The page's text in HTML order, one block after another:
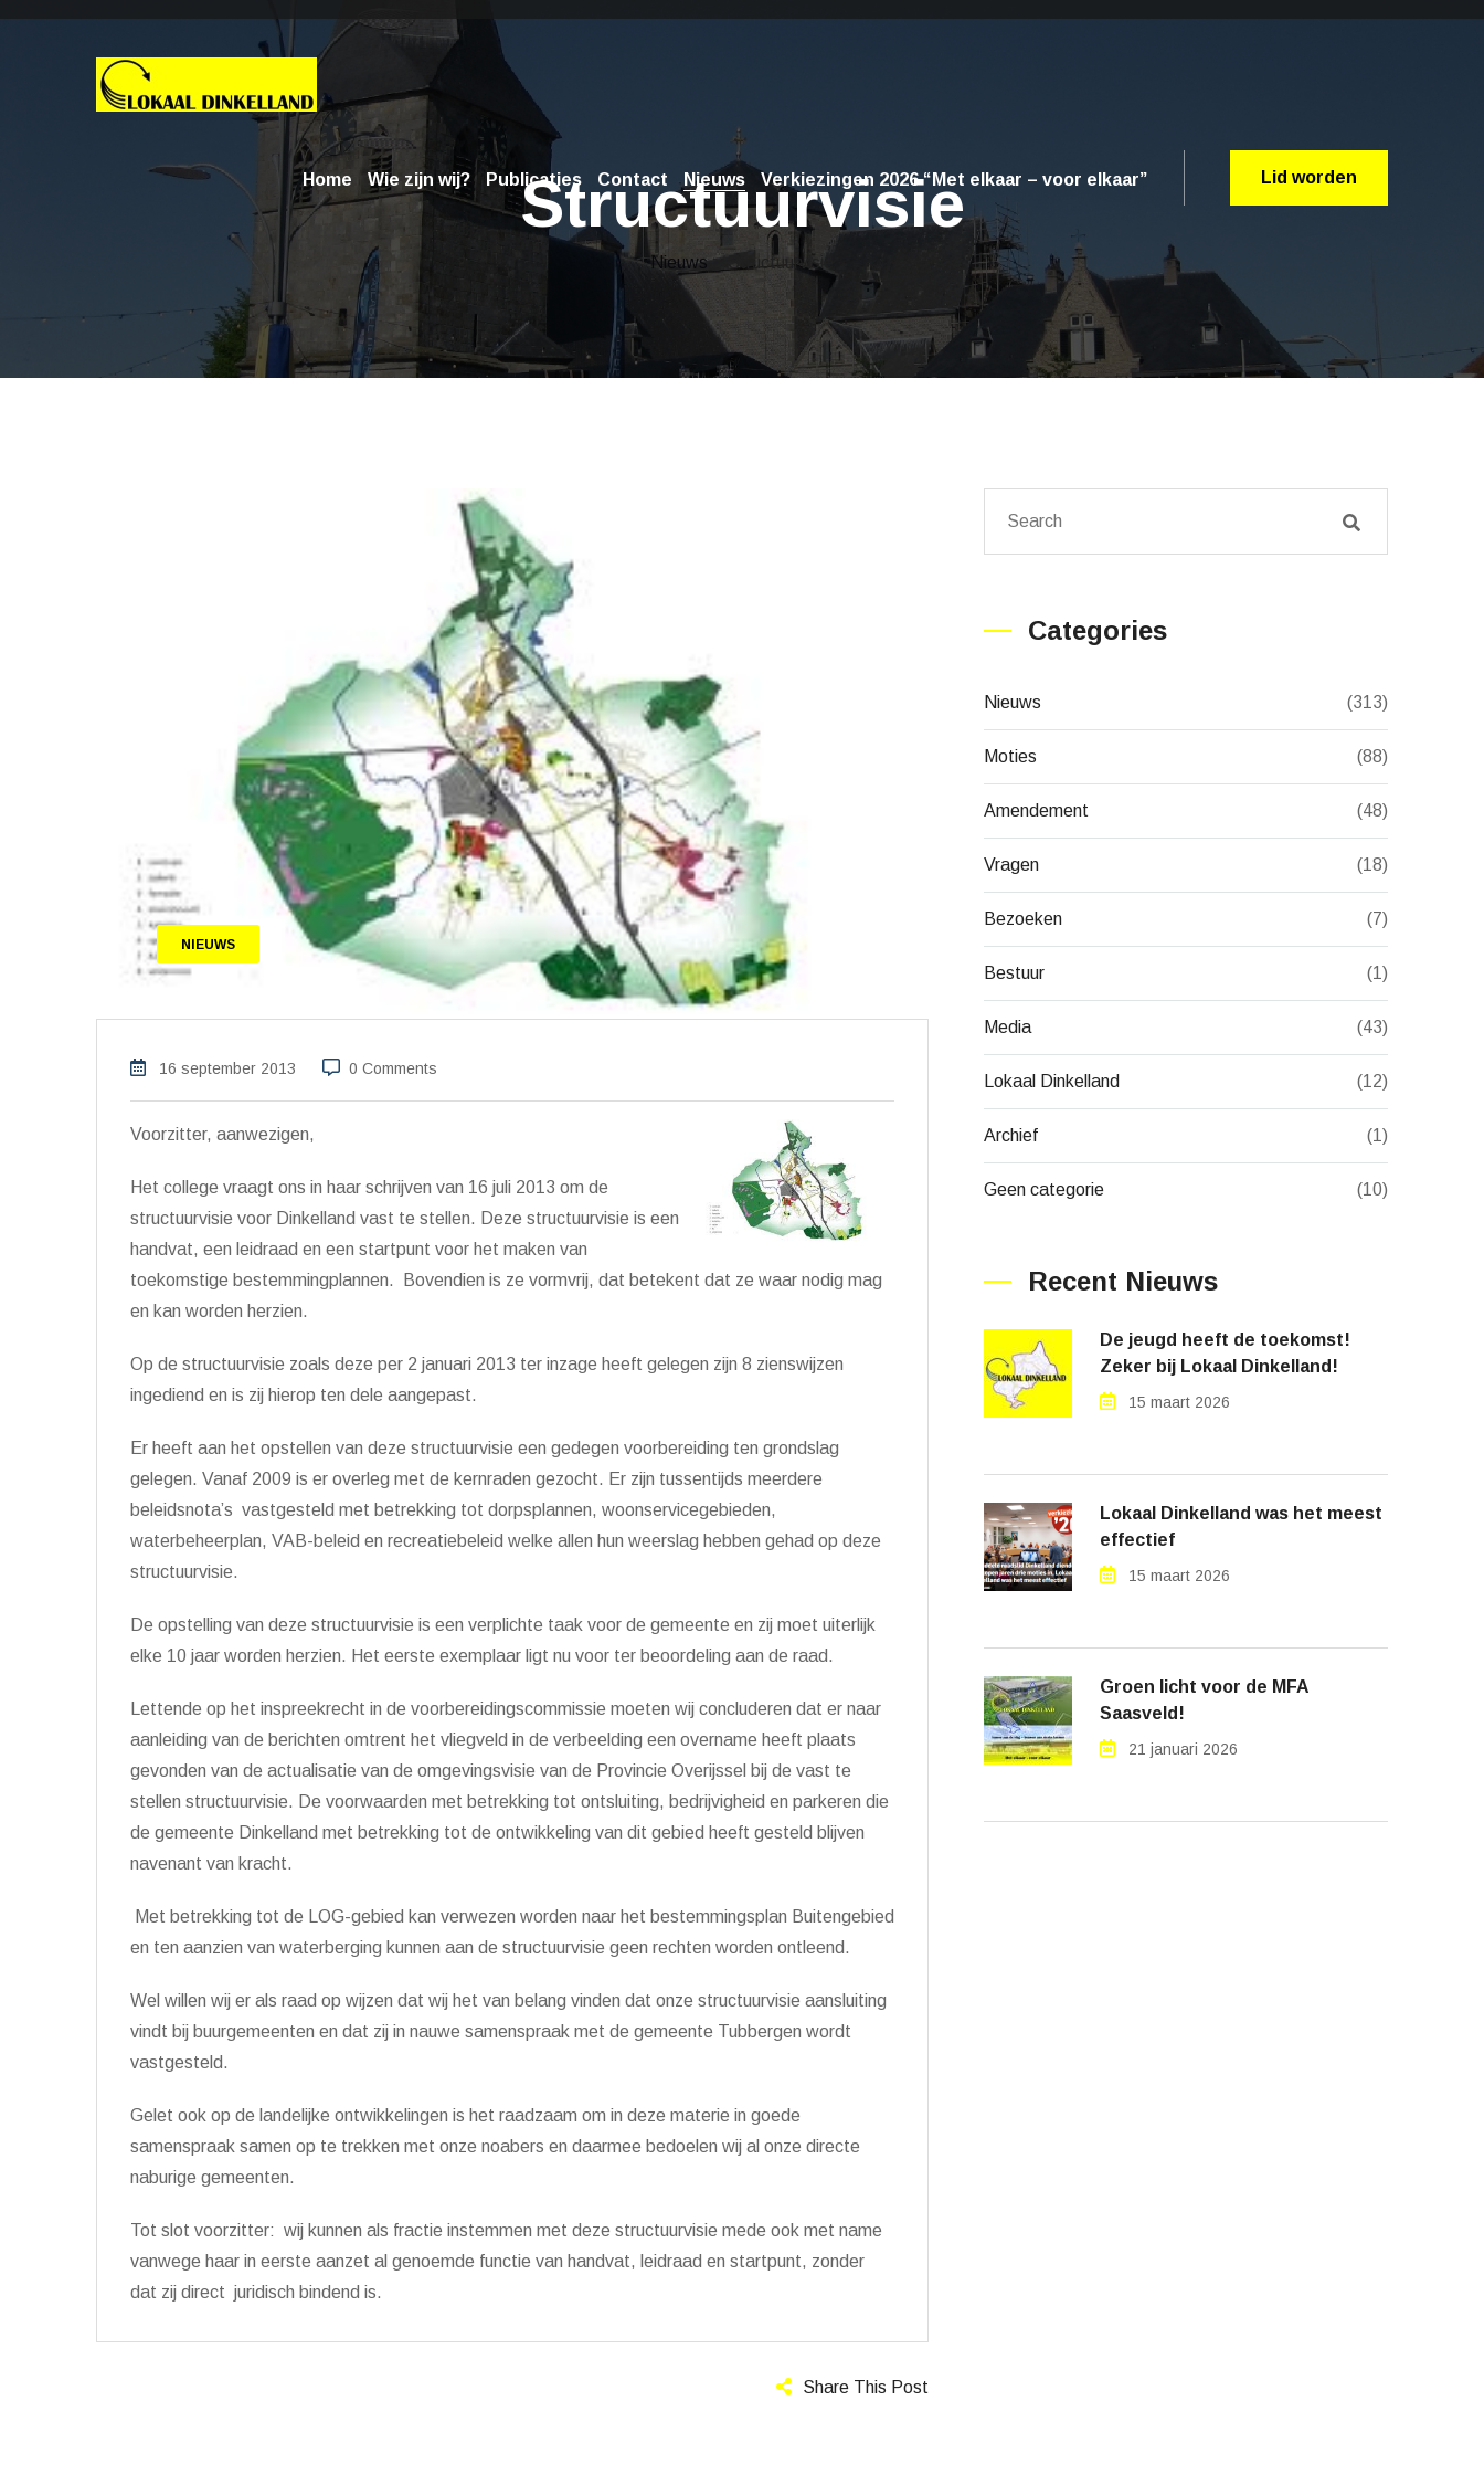
Home Wie zijn wij? Publicaties Contact Nieuws Verkiezingen 2026 “Met elkaar – voor elkaar” Lid worden
Structuurvisie
Nieuws> Structuurvisie
NIEUWS
16 september 2013 0 Comments
Voorzitter, aanwezigen,
Het college vraagt ons in haar schrijven van 16 juli 2013 om de
structuurvisie voor Dinkelland vast te stellen. Deze structuurvisie is een
handvat, een leidraad en een startpunt voor het maken van
toekomstige bestemmingplannen. Bovendien is ze vormvrij, dat betekent dat ze waar nodig mag
en kan worden herzien.
Op de structuurvisie zoals deze per 2 januari 2013 ter inzage heeft gelegen zijn 8 zienswijzen
ingediend en is zij hierop ten dele aangepast.
Er heeft aan het opstellen van deze structuurvisie een gedegen voorbereiding ten grondslag
gelegen. Vanaf 2009 is er overleg met de kernraden gezocht. Er zijn tussentijds meerdere
beleidsnota’s vastgesteld met betrekking tot dorpsplannen, woonservicegebieden,
waterbeheerplan, VAB-beleid en recreatiebeleid welke allen hun weerslag hebben gehad op deze
structuurvisie.
De opstelling van deze structuurvisie is een verplichte taak voor de gemeente en zij moet uiterlijk
elke 10 jaar worden herzien. Het eerste exemplaar ligt nu voor ter beoordeling aan de raad.
Lettende op het inspreekrecht in de voorbereidingscommissie moeten wij concluderen dat er naar
aanleiding van de berichten omtrent het vliegveld in de verbeelding een overname heeft plaats
gevonden van de actualisatie van de omgevingsvisie van de Provincie Overijssel bij de vast te
stellen structuurvisie. De voorwaarden met betrekking tot ontsluiting, bedrijvigheid en parkeren die
de gemeente Dinkelland met betrekking tot de ontwikkeling van dit gebied heeft gesteld blijven
navenant van kracht.
Met betrekking tot de LOG-gebied kan verwezen worden naar het bestemmingsplan Buitengebied
en ten aanzien van waterberging kunnen aan de structuurvisie geen rechten worden ontleend.
Wel willen wij er als raad op wijzen dat wij het van belang vinden dat onze structuurvisie aansluiting
vindt bij buurgemeenten en dat zij in nauwe samenspraak met de gemeente Tubbergen wordt
vastgesteld.
Gelet ook op de landelijke ontwikkelingen is het raadzaam om in deze materie in goede
samenspraak samen op te trekken met onze noabers en daarmee bedoelen wij al onze directe
naburige gemeenten.
Tot slot voorzitter: wij kunnen als fractie instemmen met deze structuurvisie mede ook met name
vanwege haar in eerste aanzet al genoemde functie van handvat, leidraad en startpunt, zonder
dat zij direct juridisch bindend is.
Share This Post
Categories
Nieuws (313)
Moties (88)
Amendement (48)
Vragen (18)
Bezoeken (7)
Bestuur (1)
Media (43)
Lokaal Dinkelland (12)
Archief (1)
Geen categorie (10)
Recent Nieuws
De jeugd heeft de toekomst!
Zeker bij Lokaal Dinkelland!
15 maart 2026
Lokaal Dinkelland was het meest
effectief
15 maart 2026
Groen licht voor de MFA
Saasveld!
21 januari 2026